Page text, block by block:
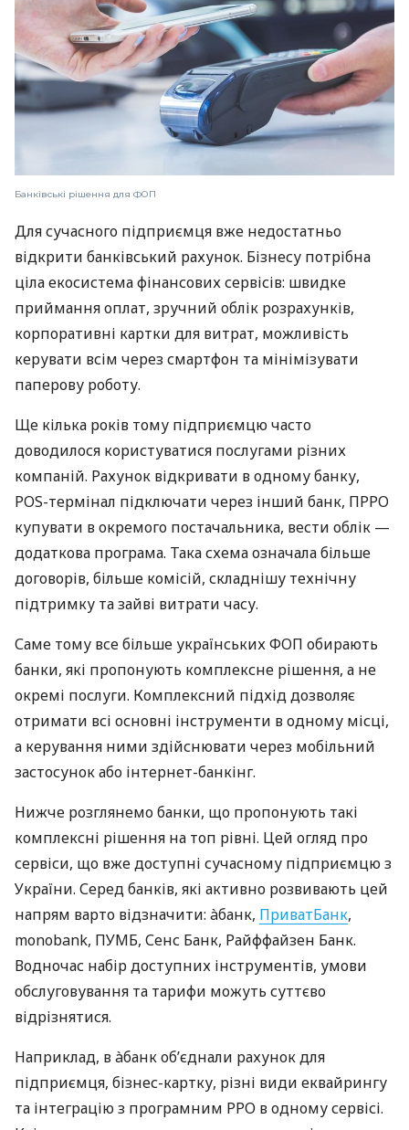
Банківські рішення для ФОП
Для сучасного підприємця вже недостатньо
відкрити банківський рахунок. Бізнесу потрібна
ціла екосистема фінансових сервісів: швидке
приймання оплат, зручний облік розрахунків,
корпоративні картки для витрат, можливість
керувати всім через смартфон та мінімізувати
паперову роботу.
Ще кілька років тому підприємцю часто
доводилося користуватися послугами різних
компаній. Рахунок відкривати в одному банку,
POS-термінал підключати через інший банк, ПРРО
купувати в окремого постачальника, вести облік —
додаткова програма. Така схема означала більше
договорів, більше комісій, складнішу технічну
підтримку та зайві витрати часу.
Саме тому все більше українських ФОП обирають
банки, які пропонують комплексне рішення, а не
окремі послуги. Комплексний підхід дозволяє
отримати всі основні інструменти в одному місці,
а керування ними здійснювати через мобільний
застосунок або інтернет-банкінг.
Нижче розглянемо банки, що пропонують такі
комплексні рішення на топ рівні. Цей огляд про
сервіси, що вже доступні сучасному підприємцю з
України. Серед банків, які активно розвивають цей
напрям варто відзначити: àбанк, ПриватБанк,
monobank, ПУМБ, Сенс Банк, Райффайзен Банк.
Водночас набір доступних інструментів, умови
обслуговування та тарифи можуть суттєво
відрізнятися.
Наприклад, в àбанк об’єднали рахунок для
підприємця, бізнес-картку, різні види еквайрингу
та інтеграцію з програмним РРО в одному сервісі.